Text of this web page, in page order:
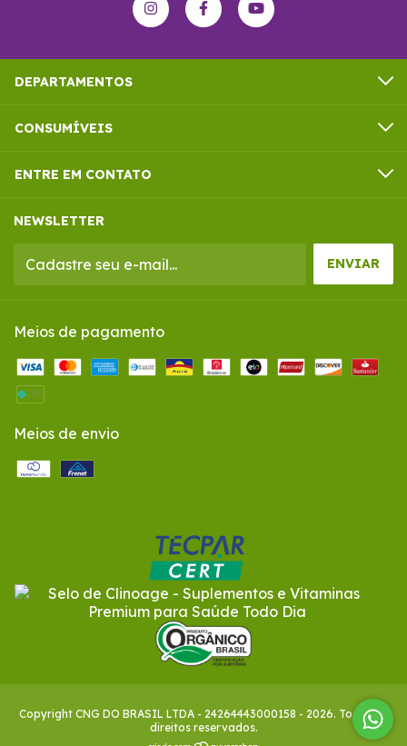
DEPARTAMENTOS
CONSUMÍVEIS
ENTRE EM CONTATO
NEWSLETTER
Meios de pagamento
Meios de envio
Copyright CNG DO BRASIL LTDA - 24264443000158 - 2026. Todos os
direitos reservados.